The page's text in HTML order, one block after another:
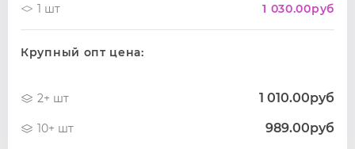
1 шт 1 030.00руб
Крупный опт цена:
2+ шт 1 010.00руб
10+ шт 989.00руб